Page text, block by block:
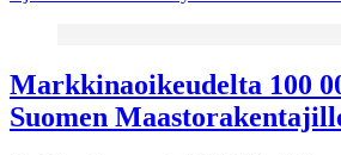
Markkinaoikeudelta 100
Suomen